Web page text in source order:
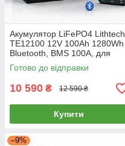
Акумулятор LiFePO4 Lithtech
TE12100 12V 100Ah 1280Wh
Bluetooth, BMS 100A, для
інвертора, UPS, сонячних
панелей
Готово до відправки
10 590 ₴ 12 590 ₴
Купити
–9%